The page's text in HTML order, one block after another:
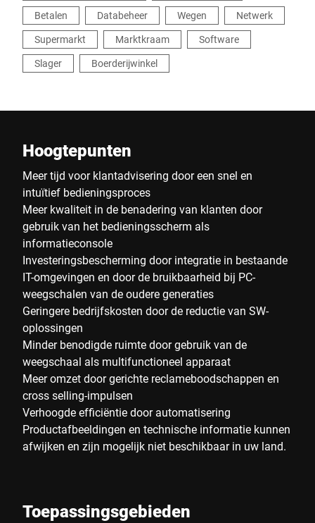
Betalen
Databeheer Wegen
Netwerk
Supermarkt
Marktkraam
Software
Slager
Boerderijwinkel
Hoogtepunten
Meer tijd voor klantadvisering door een snel en
intuïtief bedieningsproces
Meer kwaliteit in de benadering van klanten door
gebruik van het bedieningsscherm als
informatieconsole
Investeringsbescherming door integratie in bestaande
IT-omgevingen en door de bruikbaarheid bij PC-
weegschalen van de oudere generaties
Geringere bedrijfskosten door de reductie van SW-
oplossingen
Minder benodigde ruimte door gebruik van de
weegschaal als multifunctioneel apparaat
Meer omzet door gerichte reclameboodschappen en
cross selling-impulsen
Verhoogde efficiëntie door automatisering
Productafbeeldingen en technische informatie kunnen
afwijken en zijn mogelijk niet beschikbaar in uw land.
Toepassingsgebieden